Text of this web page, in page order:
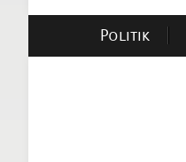
Politik